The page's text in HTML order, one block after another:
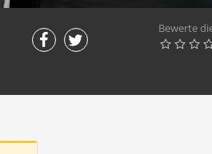
Bewerte
  